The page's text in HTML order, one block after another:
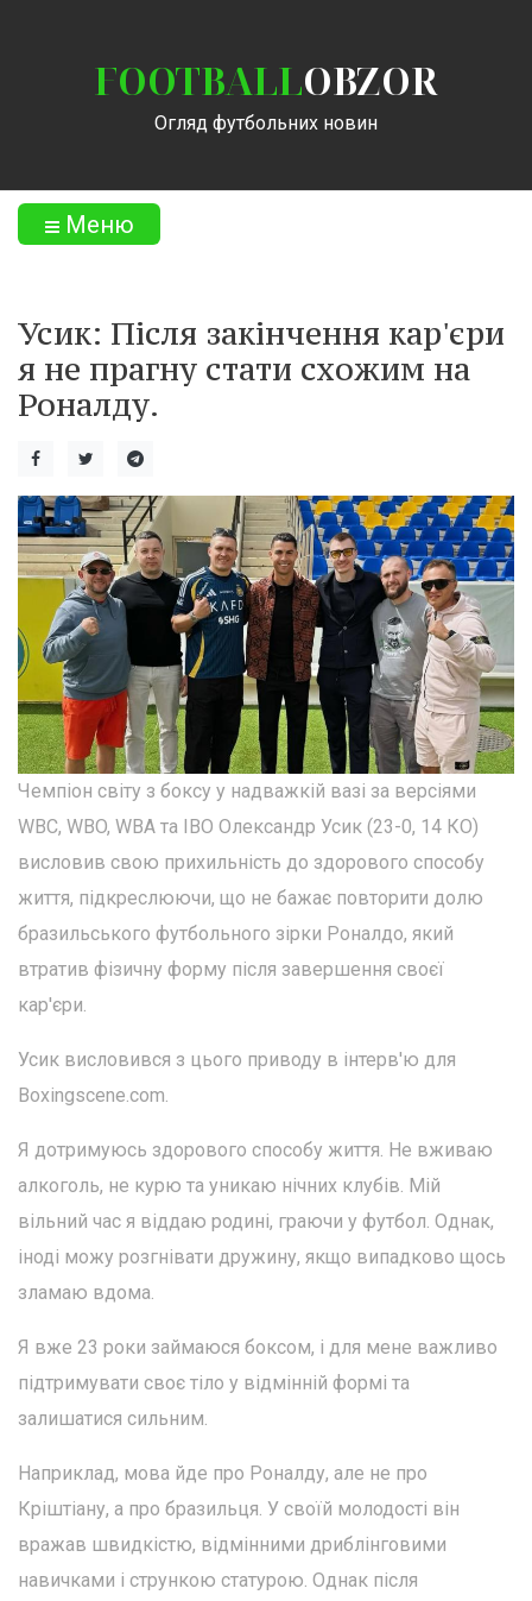
FOOTBALLOBZOR
Огляд футбольних новин
Меню
Усик: Після закінчення кар'єри
я не прагну стати схожим на
Роналду.
Чемпіон світу з боксу у надважкій вазі за версіями
WBC, WBO, WBA та IBO Олександр Усик (23-0, 14 КО)
висловив свою прихильність до здорового способу
життя, підкреслюючи, що не бажає повторити долю
бразильського футбольного зірки Роналдо, який
втратив фізичну форму після завершення своєї
кар'єри.
Усик висловився з цього приводу в інтерв'ю для
Boxingscene.com.
Я дотримуюсь здорового способу життя. Не вживаю
алкоголь, не курю та уникаю нічних клубів. Мій
вільний час я віддаю родині, граючи у футбол. Однак,
іноді можу розгнівати дружину, якщо випадково щось
зламаю вдома.
Я вже 23 роки займаюся боксом, і для мене важливо
підтримувати своє тіло у відмінній формі та
залишатися сильним.
Наприклад, мова йде про Роналду, але не про
Кріштіану, а про бразильця. У своїй молодості він
вражав швидкістю, відмінними дриблінговими
навичками і стрункою статурою. Однак після